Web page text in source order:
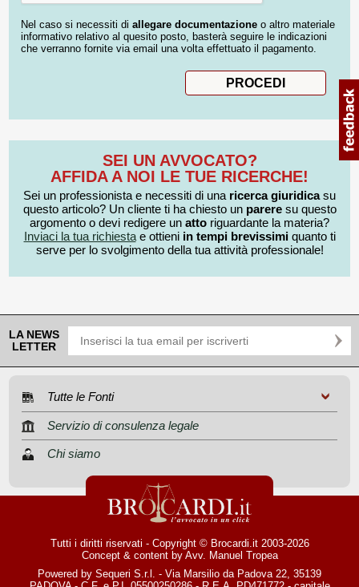
Nel caso si necessiti di allegare documentazione o altro materiale
informativo relativo al quesito posto, basterà seguire le indicazioni
che verranno fornite via email una volta effettuato il pagamento.
SEI UN AVVOCATO?
AFFIDA A NOI LE TUE RICERCHE!
Sei un professionista e necessiti di una ricerca giuridicasu
questo articolo? Un cliente ti ha chiesto un pareresu questo
argomento o devi redigere un atto riguardante la materia?
Inviaci la tua richiestae ottieni in tempi brevissimiquanto ti
serve per lo svolgimento della tua attività professionale!
LA NEWS
LETTER
Tutte le Fonti
Servizio di consulenza legale
Chi siamo
Tutti i diritti riservati - Copyright © Brocardi.it 2003-2026
Concept & content by Avv. Manuel Tropea
Powered by Sequeri S.r.l. - Via Marsilio da Padova 22, 35139